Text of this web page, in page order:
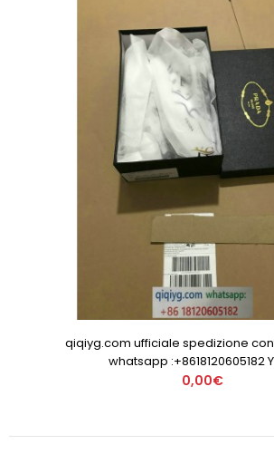
qiqiyg.com ufficiale spedizione
whatsapp :+8618120605182
0,00€